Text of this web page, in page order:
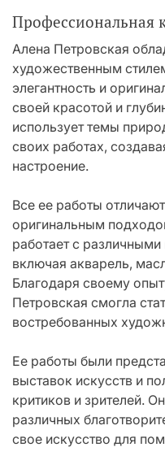
Профессиональная
Алена Петровская
художественным
элегантность и
своей красотой и
использует темы
своих работах,
настроение.
Все ее работы
оригинальным
работает с
включая акварель,
Благодаря своему
Петровская смогла
востребованных
Ее работы были
выставок искусств и
критиков и зрителей.
различных
свое искусство для